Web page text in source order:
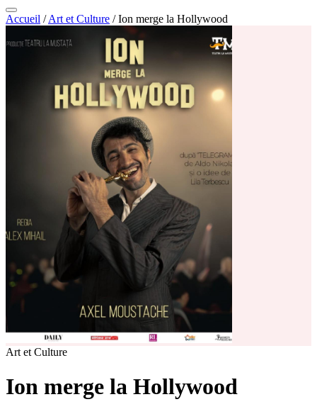
Accueil / Art et Culture / Ion merge la Hollywood
Art et Culture
Ion merge la Hollywood